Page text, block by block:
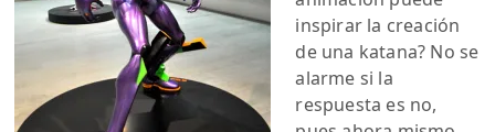
inspirar la creación
de una katana? No se
alarme si la
respuesta es no,